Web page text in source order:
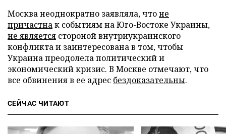
Москва неоднократно заявляла, чтоне
причастнак событиям на Юго-Востоке Украины,
не является стороной внутриукраинского
конфликта и заинтересована в том, чтобы
Украина преодолела политический и
экономический кризис. В Москве отмечают, что
все обвинения в ее адрес бездоказательны.
СЕЙЧАС ЧИТАЮТ